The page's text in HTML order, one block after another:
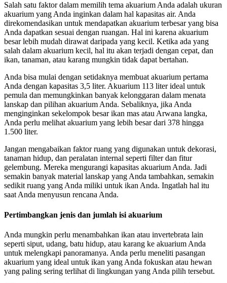
Salah satu faktor dalam memilih tema akuarium Anda adalah ukuran
akuarium yang Anda inginkan dalam hal kapasitas air. Anda
direkomendasikan untuk mendapatkan akuarium terbesar yang bisa
Anda dapatkan sesuai dengan ruangan. Hal ini karena akuarium
besar lebih mudah dirawat daripada yang kecil. Ketika ada yang
salah dalam akuarium kecil, hal itu akan terjadi dengan cepat, dan
ikan, tanaman, atau karang mungkin tidak dapat bertahan.
Anda bisa mulai dengan setidaknya membuat akuarium pertama
Anda dengan kapasitas 3,5 liter. Akuarium 113 liter ideal untuk
pemula dan memungkinkan banyak kelonggaran dalam menata
lanskap dan pilihan akuarium Anda. Sebaliknya, jika Anda
menginginkan sekelompok besar ikan mas atau Arwana langka,
Anda perlu melihat akuarium yang lebih besar dari 378 hingga
1.500 liter.
Jangan mengabaikan faktor ruang yang digunakan untuk dekorasi,
tanaman hidup, dan peralatan internal seperti filter dan fitur
gelembung. Mereka mengurangi kapasitas akuarium Anda. Jadi
semakin banyak material lanskap yang Anda tambahkan, semakin
sedikit ruang yang Anda miliki untuk ikan Anda. Ingatlah hal itu
saat Anda menyusun rencana Anda.
Pertimbangkan jenis dan jumlah isi akuarium
Anda mungkin perlu menambahkan ikan atau invertebrata lain
seperti siput, udang, batu hidup, atau karang ke akuarium Anda
untuk melengkapi panoramanya. Anda perlu meneliti pasangan
akuarium yang ideal untuk ikan yang Anda fokuskan atau hewan
yang paling sering terlihat di lingkungan yang Anda pilih tersebut.